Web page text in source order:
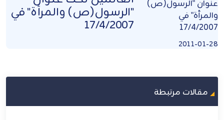
"الرسول(ص) والمرأة" في
17/4/2007
2011-01-28
مقالات مرتبطة